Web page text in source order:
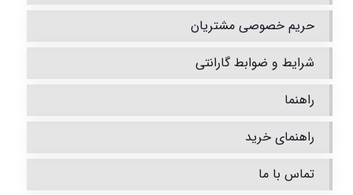
حریم خصوصی مشتریان
شرایط و ضوابط گارانتی
راهنما
راهنمای خرید
تماس با ما